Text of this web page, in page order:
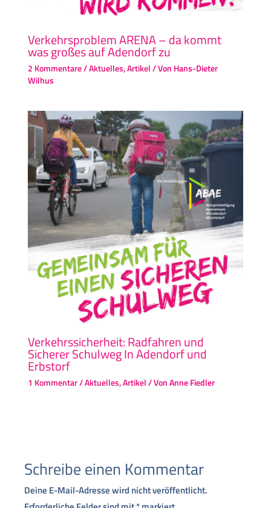
Verkehrsproblem ARENA – da kommt
was großes auf Adendorf zu
2 Kommentare/Aktuelles,Artikel/ Von Hans-Dieter
Wilhus
Verkehrssicherheit: Radfahren und
Sicherer Schulweg In Adendorf und
Erbstorf
1 Kommentar/Aktuelles,Artikel/ VonAnne Fiedler
Schreibe einen Kommentar
Deine E-Mail-Adresse wird nicht veröffentlicht.